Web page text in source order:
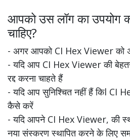
आपको उस लॉग का उपयोग
चाहिए?
- अगर आपको CI Hex Viewer को
- यदि आप CI Hex Viewer की
रद्द करना चाहते हैं
- यदि आप सुनिश्चित नहीं हैं किl CI
कैसे करें
- यदि आपने CI Hex Viewer, की
नया संस्करण स्थापित करने के लिए